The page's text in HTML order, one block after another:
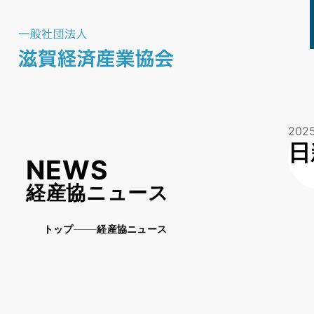
NEWS
経産協ニュース
トップ 経産協ニュース